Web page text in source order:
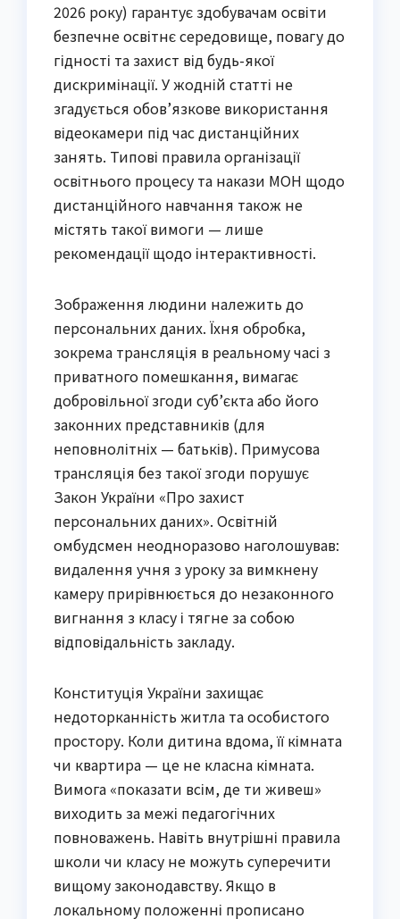
2026 року) гарантує здобувачам освіти
безпечне освітнє середовище, повагу до
гідності та захист від будь-якої
дискримінації. У жодній статті не
згадується обов’язкове використання
відеокамери під час дистанційних
занять. Типові правила організації
освітнього процесу та накази МОН щодо
дистанційного навчання також не
містять такої вимоги — лише
рекомендації щодо інтерактивності.
Зображення людини належить до
персональних даних. Їхня обробка,
зокрема трансляція в реальному часі з
приватного помешкання, вимагає
добровільної згоди суб’єкта або його
законних представників (для
неповнолітніх — батьків). Примусова
трансляція без такої згоди порушує
Закон України «Про захист
персональних даних». Освітній
омбудсмен неодноразово наголошував:
видалення учня з уроку за вимкнену
камеру прирівнюється до незаконного
вигнання з класу і тягне за собою
відповідальність закладу.
Конституція України захищає
недоторканність житла та особистого
простору. Коли дитина вдома, її кімната
чи квартира — це не класна кімната.
Вимога «показати всім, де ти живеш»
виходить за межі педагогічних
повноважень. Навіть внутрішні правила
школи чи класу не можуть суперечити
вищому законодавству. Якщо в
локальному положенні прописано